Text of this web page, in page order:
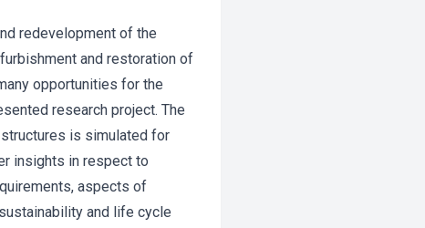
redevelopment of the
and restoration of
opportunities for the
research project. The
is simulated for
insights in respect to
aspects of
and life cycle